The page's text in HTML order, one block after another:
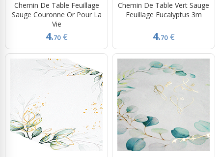
Chemin De Table Feuillage
Sauge Couronne Or Pour La
Vie
4.70 €
Chemin De Table Vert Sauge
Feuillage Eucalyptus 3m
4.70 €